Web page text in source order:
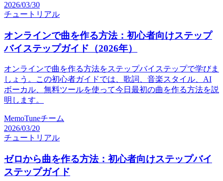
2026/03/30
チュートリアル
オンラインで曲を作る方法：初心者向けステップ
バイステップガイド（2026年）
オンラインで曲を作る方法をステップバイステップで学びま
しょう。この初心者ガイドでは、歌詞、音楽スタイル、AI
ボーカル、無料ツールを使って今日最初の曲を作る方法を説
明します。
MemoTuneチーム
2026/03/20
チュートリアル
ゼロから曲を作る方法：初心者向けステップバイ
ステップガイド